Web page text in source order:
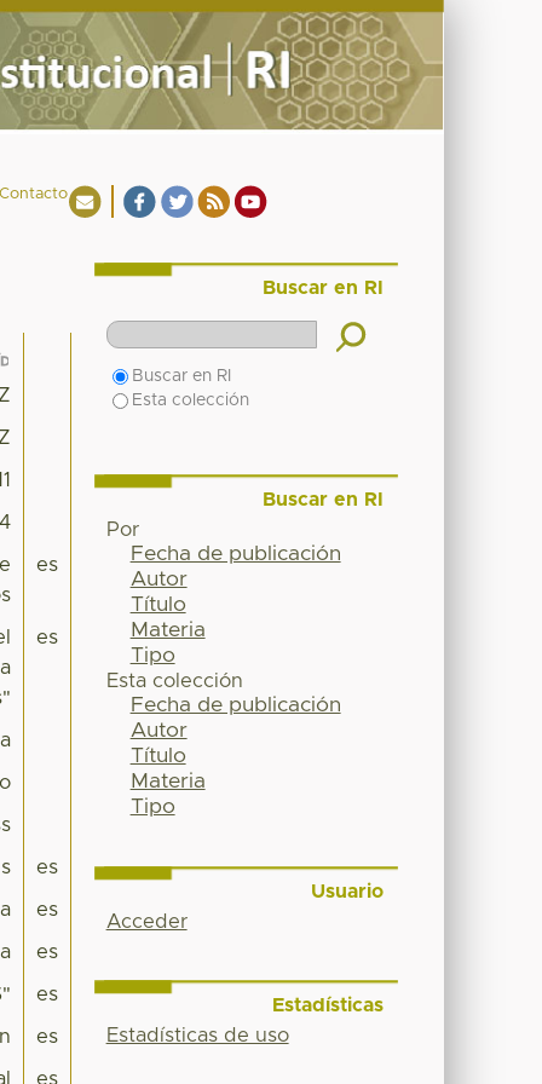
es
es
es
es
es
es
es
es
Buscar en RI
Buscar en RI
Esta colección
Buscar en RI
Por
Fecha de publicación
Autor
Título
Materia
Tipo
Esta colección
Fecha de publicación
Autor
Título
Materia
Tipo
Usuario
Acceder
Estadísticas
Estadísticas de uso